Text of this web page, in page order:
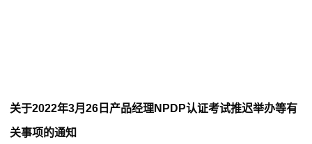
关于2022年3月26日产品经理NPDP认证考试推迟举办等有
关事项的通知